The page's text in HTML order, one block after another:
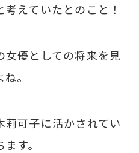
えていたとのこと！
優としての将来を見
。
莉可子に活かされてい
す。